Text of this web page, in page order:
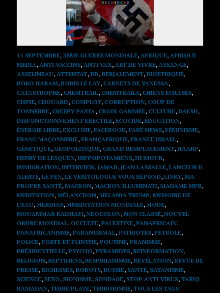
11 SEPTEMBRE, 3EME GUERRE MONDIALE, AFRIQUE, AFRIQUE
MÉDIA, ANTI VACCINS, ANTI VAX, ART DE VIVRE, ASSANGE,
ASSELINEAU, ATTENTAT, BD, BERJALEMENT, BIOETHIQUE,
BOKO HARAM, BORIS LE LAY, CARNETS DE VANESSA,
CATASTROPHE, CHEMTRAIL, CHEMTRAILS, CHIENS ÉCRASÉS,
CHINE, CHOUARD, COMPLOT, CORRUPTION, COUP DE
TONNERRE, CREEPY PASTA, CROIX GAMMÉE, CULTURE, DAESH,
DISFONCTIONNEMENT ERECTILE, ECOCIDE, ÉDUCATION,
ÉNERGIE LIBRE, EXCLUSIF, FACEBOOK, FAKE NEWS, FÉMINISME,
FRANC MAÇONNERIE, FRANÇAFRIQUE, FRANCE ISRAEL,
GÉNÉTIQUE, GÉOPOLITIQUE, GRAND REMPLACEMENT, HAARP,
HENRY DE LESQUEN, HIPPOPOTAMIENS, HUMOUR,
IMMIGRATION, INTERVIEW, JAWAD, JEAN LASSALLE, LANCEUR D
ALERTE, LE PEN, LE VÉRITOLOGUE VOUS RÉPOND, LINKY, MA
PROPRE SANTÉ, MACRON, MACRON ILLUMINATI, MADAME MPR,
MEDITATION, MÉLANCHON, MELANIA TRUMP, MEMOIRE DE
L'EAU, MERDIAS, MMEDITATION MONDIALE, MODE,
MOUAMMAR KADHAFI, NEOCOLON, NON CLASSÉ, NOUVEL
ORDRE MONDIAL, OCCULTE, PALESTINE, PANAFRICAIN,
PANAFRICANISME, PARANORMAL, PATRIOTES, PETROLE,
POLICE, PORTE ET PLINTHE, POUTINE, PRANISME,
PRÉSIDENTIELLE, PSYCHO, PYRAMIDES, REINFORMATION,
RELIGION, REPTILIENS, RESPIRIANISME, RÉVÉLATION, REVUE DE
PRESSE, RICHESSES, ROBOTS, RUSSIE, SANTÉ, SATANISME,
SCIENCE, SEXO, SIONISME, SONDAGE, STOP ANTI VIRUS, TARIQ
RAMADAN, TERRE PLATE, TERRORISME, TOUS LES TAGS